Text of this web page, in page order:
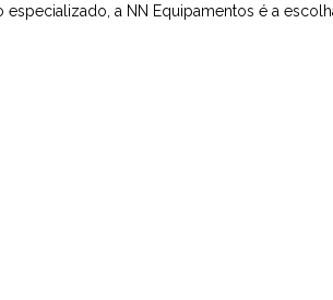
a NN Equipamentos é a